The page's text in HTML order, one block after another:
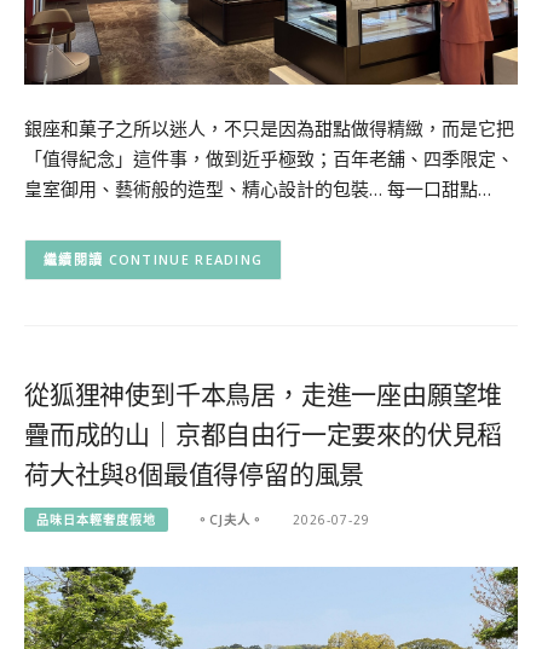
銀座和菓子之所以迷人，不只是因為甜點做得精緻，而是它把
「值得紀念」這件事，做到近乎極致；百年老舖、四季限定、
皇室御用、藝術般的造型、精心設計的包裝… 每一口甜點…
CONTINUE READING
從狐狸神使到千本鳥居，走進一座由願望堆
疊而成的山｜京都自由行一定要來的伏見稻
荷大社與8個最值得停留的風景
品味日本輕奢度假地 。CJ夫人。 2026-07-29